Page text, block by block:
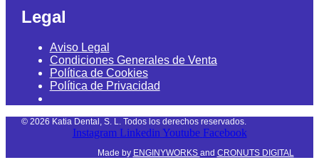
Legal
Aviso Legal
Condiciones Generales de Venta
Política de Cookies
Política de Privacidad
© 2026 Katia Dental, S. L. Todos los derechos reservados.
Instagram Linkedin Youtube Facebook
Made by ENGINYWORKS and CRONUTS DIGITAL